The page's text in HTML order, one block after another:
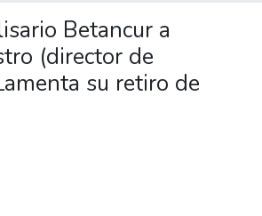
Betancur a
(director de
su retiro de